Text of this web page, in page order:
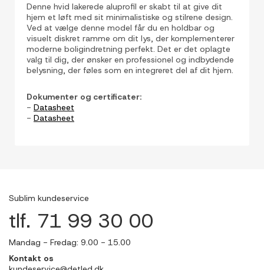
Denne hvid lakerede aluprofil er skabt til at give dit
hjem et løft med sit minimalistiske og stilrene design.
Ved at vælge denne model får du en holdbar og
visuelt diskret ramme om dit lys, der komplementerer
moderne boligindretning perfekt. Det er det oplagte
valg til dig, der ønsker en professionel og indbydende
belysning, der føles som en integreret del af dit hjem.
Dokumenter og certificater:
- Datasheet
- Datasheet
Sublim kundeservice
tlf. 71 99 30 00
Mandag - Fredag: 9.00 - 15.00
Kontakt os